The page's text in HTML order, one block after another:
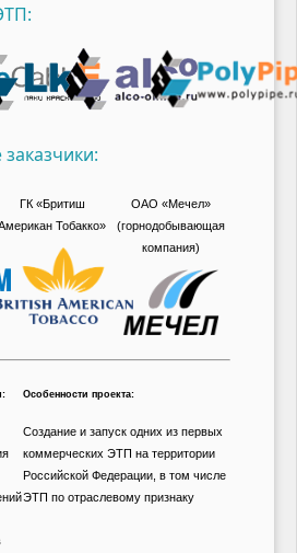
ГК «Бритиш
Тобакко»
ОАО «Мечел»
(горнодобывающая
компания)
Особенности проекта:
Создание и запуск одних из первых
коммерческих ЭТП на территории
Российской Федерации, в том числе
ЭТП по отраслевому признаку